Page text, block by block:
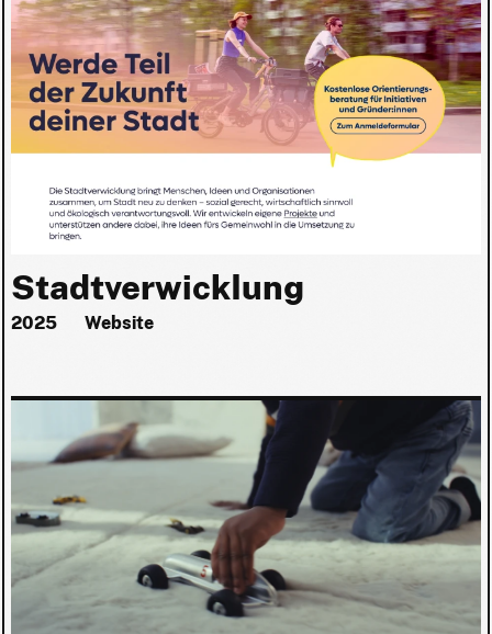
Stadtverwicklung
2025 Website